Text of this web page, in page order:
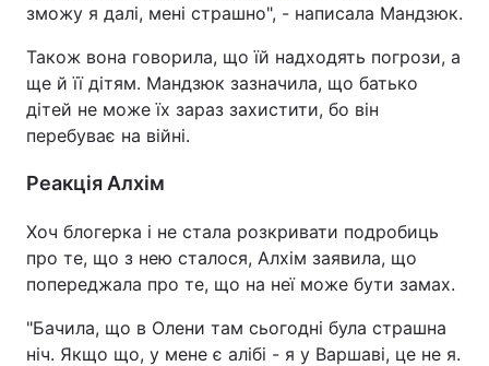
зможу я далі, мені страшно", - написала Мандзюк.
Також вона говорила, що їй надходять погрози, а
ще й її дітям. Мандзюк зазначила, що батько
дітей не може їх зараз захистити, бо він
перебуває на війні.
Реакція Алхім
Хоч блогерка і не стала розкривати подробиць
про те, що з нею сталося, Алхім заявила, що
попереджала про те, що на неї може бути замах.
"Бачила, що в Олени там сьогодні була страшна
ніч. Якщо що, у мене є алібі - я у Варшаві, це не я.